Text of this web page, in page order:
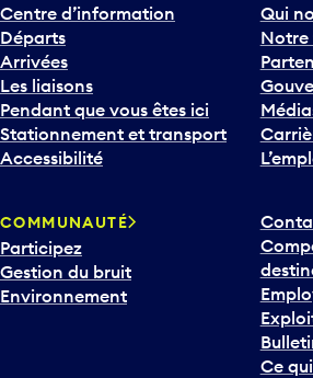
Centre d’information
Départs
Arrivées
Les liaisons
Pendant que vous êtes ici
Stationnement et transport
Accessibilité
Qui
Notre
COMMUNAUTÉ
Participez
Gestion du bruit
Environnement
Ce